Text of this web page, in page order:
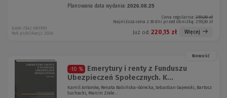
Planowana data wydania: 2026.08.25
Cena regularna: 259,00 zł
Najniższa cena z 30 dni przed obniżką: 259,00 zł
Już od: 220,15 zł Więcej
KAM-7342 W01P01
Rok publikacji: 2026
Nowość
-10 %
Emerytury i renty z Funduszu
Ubezpieczeń Społecznych. K...
Kamil Antonów, Renata Babińska-Górecka, Sebastian Gajewski, Bartosz
Suchacki, Marcin Ziele...